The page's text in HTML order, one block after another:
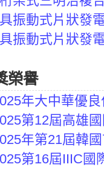
具振動式片狀發
具振動式片狀發
榮譽
年大中華優
第12屆高雄
年第21屆韓
第16屆IIIC國